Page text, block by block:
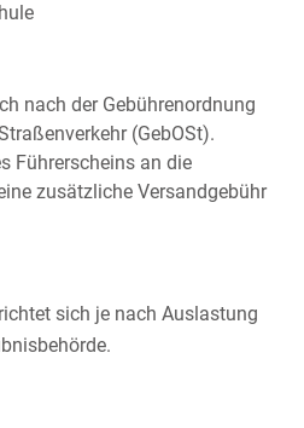
nach der Gebührenordnung
(GebOSt).
Führerscheins an die
zusätzliche Versandgebühr
sich je nach Auslastung